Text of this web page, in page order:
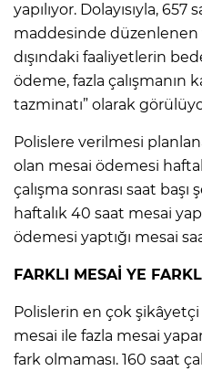
yapılıyor. Dolayısıyla, 657
maddesinde
dışındaki faaliyetlerin
ödeme, fazla çalışmanın
tazminatı” olarak
Polislere verilmesi
olan mesai ödemesi
çalışma sonrası saat
haftalık 40 saat mesai
ödemesi yaptığı mesai
FARKLI MESAİ YE
Polislerin en çok
mesai ile fazla mesai
fark olmaması. 160 saat